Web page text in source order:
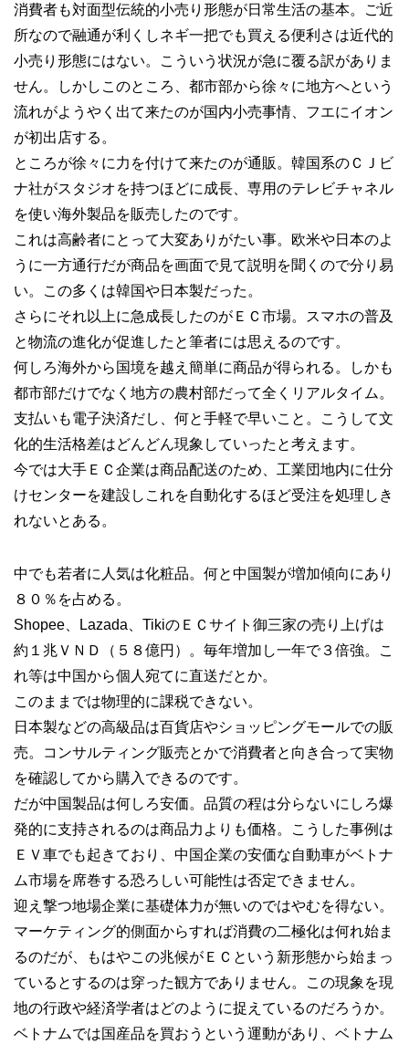
消費者も対面型伝統的小売り形態が日常生活の基本。ご近
所なので融通が利くしネギ一把でも買える便利さは近代的
小売り形態にはない。こういう状況が急に覆る訳がありま
せん。しかしこのところ、都市部から徐々に地方へという
流れがようやく出て来たのが国内小売事情、フエにイオン
が初出店する。
ところが徐々に力を付けて来たのが通販。韓国系のＣＪビ
ナ社がスタジオを持つほどに成長、専用のテレビチャネル
を使い海外製品を販売したのです。
これは高齢者にとって大変ありがたい事。欧米や日本のよ
うに一方通行だが商品を画面で見て説明を聞くので分り易
い。この多くは韓国や日本製だった。
さらにそれ以上に急成長したのがＥＣ市場。スマホの普及
と物流の進化が促進したと筆者には思えるのです。
何しろ海外から国境を越え簡単に商品が得られる。しかも
都市部だけでなく地方の農村部だって全くリアルタイム。
支払いも電子決済だし、何と手軽で早いこと。こうして文
化的生活格差はどんどん現象していったと考えます。
今では大手ＥＣ企業は商品配送のため、工業団地内に仕分
けセンターを建設しこれを自動化するほど受注を処理しき
れないとある。
中でも若者に人気は化粧品。何と中国製が増加傾向にあり
８０％を占める。
Shopee、Lazada、TikiのＥＣサイト御三家の売り上げは
約１兆ＶＮＤ（５８億円）。毎年増加し一年で３倍強。こ
れ等は中国から個人宛てに直送だとか。
このままでは物理的に課税できない。
日本製などの高級品は百貨店やショッピングモールでの販
売。コンサルティング販売とかで消費者と向き合って実物
を確認してから購入できるのです。
だが中国製品は何しろ安価。品質の程は分らないにしろ爆
発的に支持されるのは商品力よりも価格。こうした事例は
ＥＶ車でも起きており、中国企業の安価な自動車がベトナ
ム市場を席巻する恐ろしい可能性は否定できません。
迎え撃つ地場企業に基礎体力が無いのではやむを得ない。
マーケティング的側面からすれば消費の二極化は何れ始ま
るのだが、もはやこの兆候がＥＣという新形態から始まっ
ているとするのは穿った観方でありません。この現象を現
地の行政や経済学者はどのように捉えているのだろうか。
ベトナムでは国産品を買おうという運動があり、ベトナム